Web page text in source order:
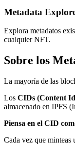
Metadata
Explora metadatos
cualquier NFT.
Sobre los
La mayoría de las
Los CIDs (Content
almacenado en IPFS
Piensa en el CID
Cada vez que